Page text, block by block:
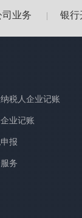
业务 银行
税人企业记账
业记账
报
务